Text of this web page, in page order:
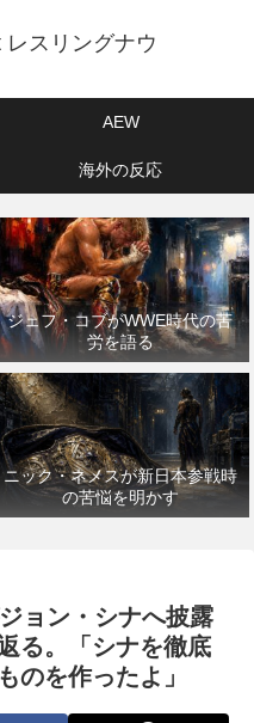
スリングナウ
AEW
海外の反応
ジェフ・コブがWWE時代の苦
労を語る
ニック・ネメスが新日本参戦時
の苦悩を明かす
ョン・シナへ披露
る。「シナを徹底
のを作ったよ」